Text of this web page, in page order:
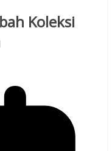
Koleksi